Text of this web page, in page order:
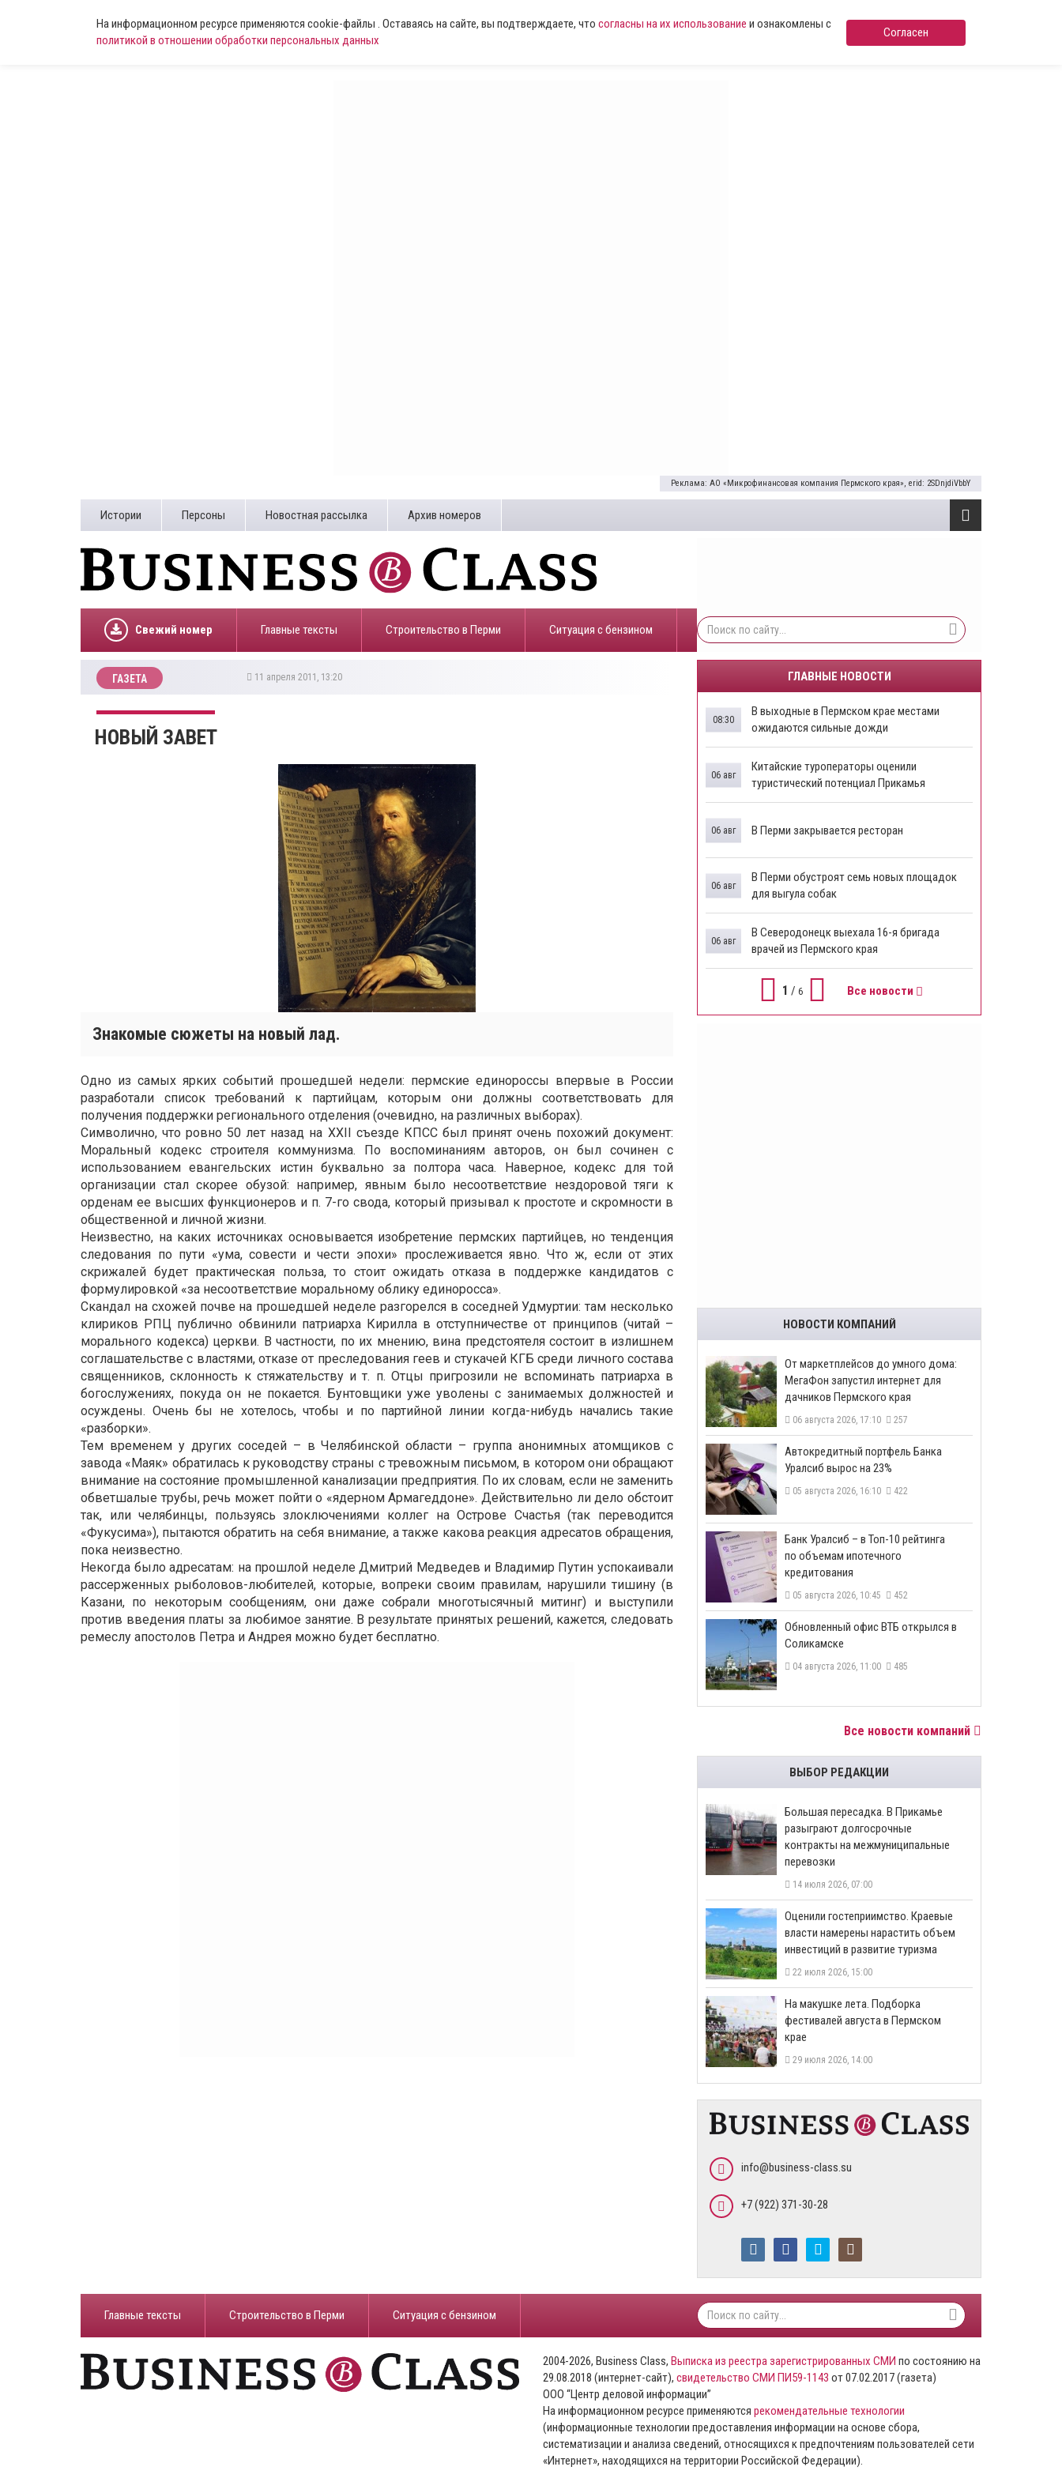
На информационном ресурсе применяются cookie-файлы . Оставаясь на сайте, вы подтверждаете, что согласны на их использование и ознакомлены с
политикой в отношении обработки персональных данных
Согласен
Реклама: АО «Микрофинансовая компания Пермского края», erid: 2SDnjdiVbbY
Истории Персоны Новостная рассылка Архив номеров
Свежий номер Главные тексты Строительство в Перми ​Ситуация с бензином
ГАЗЕТА 11 апреля 2011, 13:20
НОВЫЙ ЗАВЕТ
Знакомые сюжеты на новый лад.
Одно из самых ярких событий прошедшей недели: пермские единороссы впервые в России
разработали список требований к партийцам, которым они должны соответствовать для
получения поддержки регионального отделения (очевидно, на различных выборах).
Символично, что ровно 50 лет назад на XXII съезде КПСС был принят очень похожий документ:
Моральный кодекс строителя коммунизма. По воспоминаниям авторов, он был сочинен с
использованием евангельских истин буквально за полтора часа. Наверное, кодекс для той
организации стал скорее обузой: например, явным было несоответствие нездоровой тяги к
орденам ее высших функционеров и п. 7-го свода, который призывал к простоте и скромности в
общественной и личной жизни.
Неизвестно, на каких источниках основывается изобретение пермских партийцев, но тенденция
следования по пути «ума, совести и чести эпохи» прослеживается явно. Что ж, если от этих
скрижалей будет практическая польза, то стоит ожидать отказа в поддержке кандидатов с
формулировкой «за несоответствие моральному облику единоросса».
Скандал на схожей почве на прошедшей неделе разгорелся в соседней Удмуртии: там несколько
клириков РПЦ публично обвинили патриарха Кирилла в отступничестве от принципов (читай –
морального кодекса) церкви. В частности, по их мнению, вина предстоятеля состоит в излишнем
соглашательстве с властями, отказе от преследования геев и стукачей КГБ среди личного состава
священников, склонность к стяжательству и т. п. Отцы пригрозили не вспоминать патриарха в
богослужениях, покуда он не покается. Бунтовщики уже уволены с занимаемых должностей и
осуждены. Очень бы не хотелось, чтобы и по партийной линии когда-нибудь начались такие
«разборки».
Тем временем у других соседей – в Челябинской области – группа анонимных атомщиков с
завода «Маяк» обратилась к руководству страны с тревожным письмом, в котором они обращают
внимание на состояние промышленной канализации предприятия. По их словам, если не заменить
обветшалые трубы, речь может пойти о «ядерном Армагеддоне». Действительно ли дело обстоит
так, или челябинцы, пользуясь злоключениями коллег на Острове Счастья (так переводится
«Фукусима»), пытаются обратить на себя внимание, а также какова реакция адресатов обращения,
пока неизвестно.
Некогда было адресатам: на прошлой неделе Дмитрий Медведев и Владимир Путин успокаивали
рассерженных рыболовов-любителей, которые, вопреки своим правилам, нарушили тишину (в
Казани, по некоторым сообщениям, они даже собрали многотысячный митинг) и выступили
против введения платы за любимое занятие. В результате принятых решений, кажется, следовать
ремеслу апостолов Петра и Андрея можно будет бесплатно.
ГЛАВНЫЕ НОВОСТИ
В выходные в Пермском крае местами
ожидаются сильные дожди
08:30
Китайские туроператоры оценили
туристический потенциал Прикамья
06 авг
В Перми закрывается ресторан
06 авг
​В Перми обустроят семь новых площадок
для выгула собак
06 авг
В Северодонецк выехала 16-я бригада
врачей из Пермского края
06 авг
1 / 6 Все новости
НОВОСТИ КОМПАНИЙ
От маркетплейсов до умного дома:
МегаФон запустил интернет для
дачников Пермского края
06 августа 2026, 17:10 257
​Автокредитный портфель Банка
Уралсиб вырос на 23%
05 августа 2026, 16:10 422
​Банк Уралсиб – в Топ-10 рейтинга
по объемам ипотечного
кредитования
05 августа 2026, 10:45 452
​Обновленный офис ВТБ открылся в
Соликамске
04 августа 2026, 11:00 485
Все новости компаний
ВЫБОР РЕДАКЦИИ
Большая пересадка. В Прикамье
разыграют долгосрочные
контракты на межмуниципальные
перевозки
14 июля 2026, 07:00
Оценили гостеприимство. Краевые
власти намерены нарастить объем
инвестиций в развитие туризма
22 июля 2026, 15:00
На макушке лета. Подборка
фестивалей августа в Пермском
крае
29 июля 2026, 14:00
info@business-class.su
+7 (922) 371-30-28
Главные тексты Строительство в Перми ​Ситуация с бензином
2004-2026, Business Class, Выписка из реестра зарегистрированных СМИ по состоянию на
29.08.2018 (интернет-сайт), свидетельство СМИ ПИ59-1143 от 07.02.2017 (газета)
ООО “Центр деловой информации”
На информационном ресурсе применяются рекомендательные технологии
(информационные технологии предоставления информации на основе сбора,
систематизации и анализа сведений, относящихся к предпочтениям пользователей сети
«Интернет», находящихся на территории Российской Федерации).